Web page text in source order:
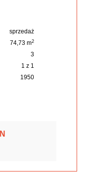
sprzedaż
74,73 m2
3
1 z 1
1950